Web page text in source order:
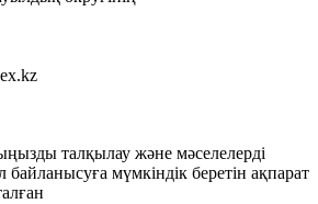
талқылау және мәселелерді
мүмкіндік беретін ақпарат